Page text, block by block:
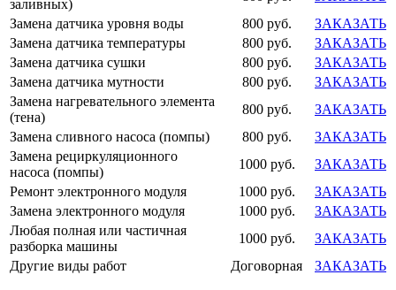
заливных)
Замена датчика уровня воды
800 руб.
ЗАКАЗАТЬ
Замена датчика температуры
800 руб.
ЗАКАЗАТЬ
Замена датчика сушки
800 руб.
ЗАКАЗАТЬ
Замена датчика мутности
800 руб.
ЗАКАЗАТЬ
Замена нагревательного элемента
(тена)
800 руб.
ЗАКАЗАТЬ
Замена сливного насоса (помпы)
800 руб.
ЗАКАЗАТЬ
Замена рециркуляционного
насоса (помпы)
1000 руб.
ЗАКАЗАТЬ
Ремонт электронного модуля
1000 руб.
ЗАКАЗАТЬ
Замена электронного модуля
1000 руб.
ЗАКАЗАТЬ
Любая полная или частичная
разборка машины
1000 руб.
ЗАКАЗАТЬ
Другие виды работ
Договорная ЗАКАЗАТЬ